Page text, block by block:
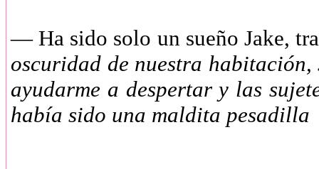
— Ha sido solo un sueño Jake,
oscuridad de nuestra habitación,
ayudarme a despertar y las
había sido una maldita pesadilla